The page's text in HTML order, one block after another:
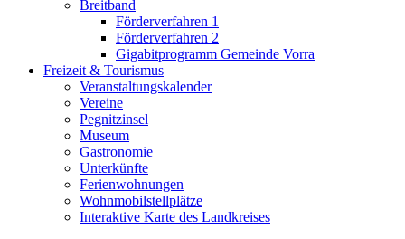
Breitband
Förderverfahren 1
Förderverfahren 2
Gigabitprogramm Gemeinde Vorra
Freizeit & Tourismus
Veranstaltungskalender
Vereine
Pegnitzinsel
Museum
Gastronomie
Unterkünfte
Ferienwohnungen
Wohnmobilstellplätze
Interaktive Karte des Landkreises